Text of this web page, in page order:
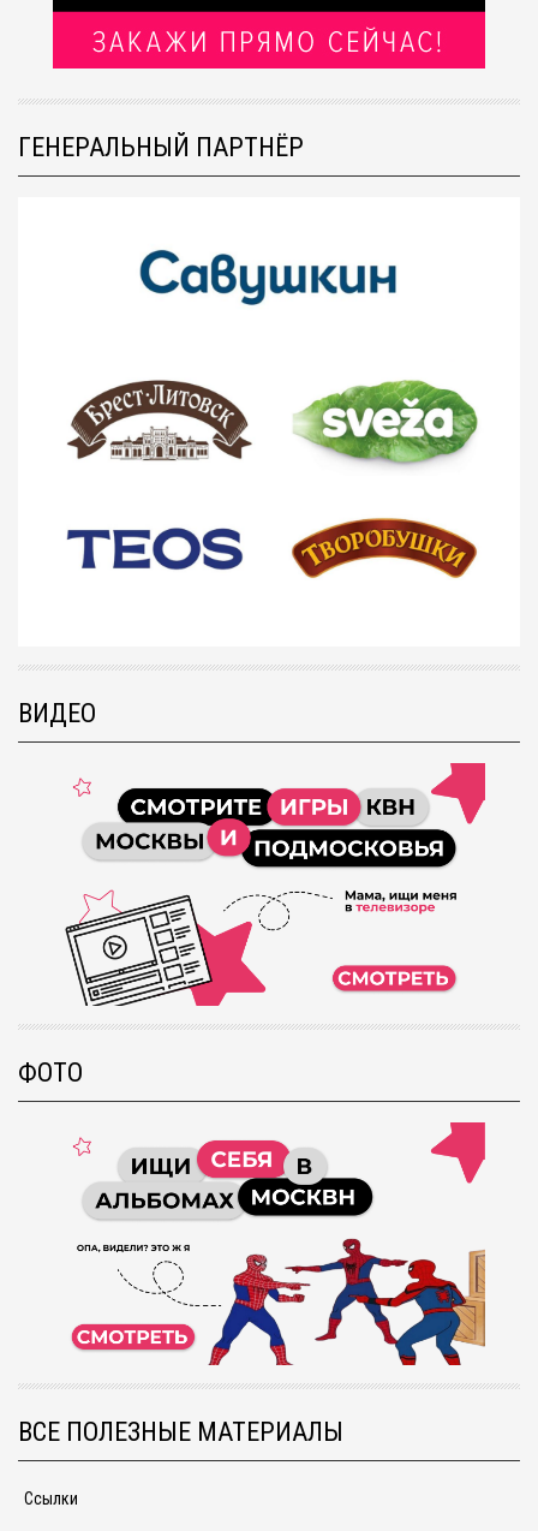
ГЕНЕРАЛЬНЫЙ ПАРТНЁР
ВИДЕО
ФОТО
ВСЕ ПОЛЕЗНЫЕ МАТЕРИАЛЫ
Ссылки